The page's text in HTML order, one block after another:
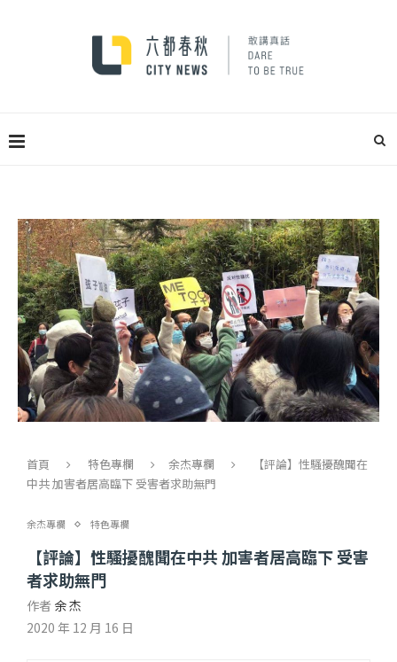
首頁 特色專欄 余杰專欄
【評論】性騷擾醜聞在
中共 加害者居高臨下 受害者求助無門
余杰專欄 特色專欄
【評論】性騷擾醜聞在中共 加害者居高臨下 受害
者求助無門
作者 余 杰
2020 年 12 月 16 日